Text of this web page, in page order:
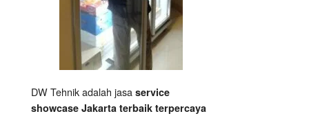
DW Tehnik adalah jasa service
showcase Jakarta terbaik terpercaya